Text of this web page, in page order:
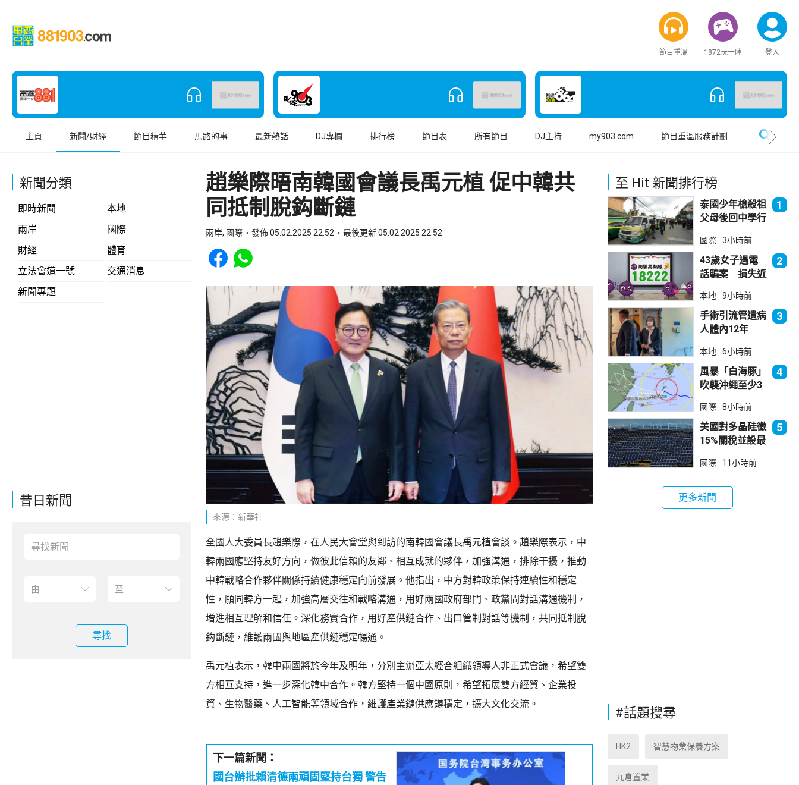
節目重溫 1872玩一陣 登入
主頁 新聞/財經 節目精華 馬路的事 最新熱話 DJ專欄 排行榜 節目表 所有節目 DJ主持 my903.com 節目重溫服務計劃
新聞分類
即時新聞
本地
兩岸
國際
財經
體育
立法會道一號
交通消息
新聞專題
昔日新聞
尋找
趙樂際晤南韓國會議長禹元植 促中韓共
同抵制脫鈎斷鏈
兩岸, 國際 發佈 05.02.2025 22:52 最後更新 05.02.2025 22:52
Share to Facebook
Share to WhatsApp
來源：新華社
全國人大委員長趙樂際，在人民大會堂與到訪的南韓國會議長禹元植會談。趙樂際表示，中
韓兩國應堅持友好方向，做彼此信賴的友鄰、相互成就的夥伴，加強溝通，排除干擾，推動
中韓戰略合作夥伴關係持續健康穩定向前發展。他指出，中方對韓政策保持連續性和穩定
性，願同韓方一起，加強高層交往和戰略溝通，用好兩國政府部門、政黨間對話溝通機制，
增進相互理解和信任。深化務實合作，用好產供鏈合作、出口管制對話等機制，共同抵制脫
鈎斷鏈，維護兩國與地區產供鏈穩定暢通。
禹元植表示，韓中兩國將於今年及明年，分別主辦亞太經合組織領導人非正式會議，希望雙
方相互支持，進一步深化韓中合作。韓方堅持一個中國原則，希望拓展雙方經貿、企業投
資、生物醫藥、人工智能等領域合作，維護產業鏈供應鏈穩定，擴大文化交流。
下一篇新聞：
國台辦批賴清德兩頑固堅持台獨 警告
至 Hit 新聞排行榜
泰國少年槍殺祖
父母後回中學行
死23傷
1
國際 3小時前
43歲女子遇電
話騙案 損失近
2
本地 9小時前
手術引流管遺病
人體內12年
業失當除牌1個
月
3
本地 6小時前
風暴「白海豚」
吹襲沖繩至少3
取消
4
國際 8小時前
美國對多晶硅徵
15%關稅並設最
克：中國無法再
5
國際 11小時前
更多新聞
#話題搜尋
HK2 智慧物業保養方案
九倉置業